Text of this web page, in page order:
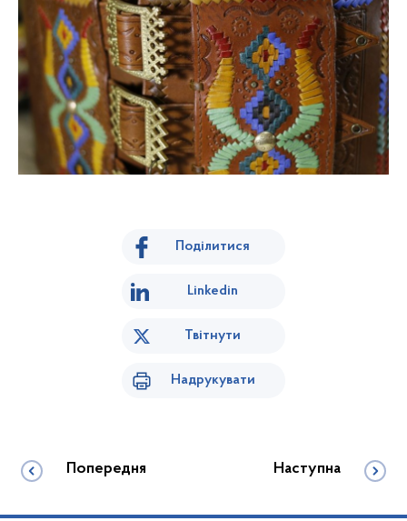
Поділитися
Linkedin
Твітнути
Надрукувати
Попередня Наступна